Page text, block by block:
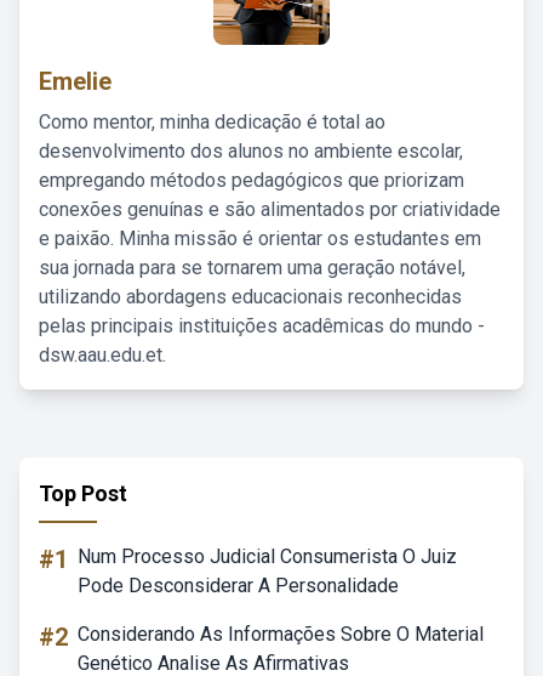
Emelie
Como mentor, minha dedicação é total ao
desenvolvimento dos alunos no ambiente escolar,
empregando métodos pedagógicos que priorizam
conexões genuínas e são alimentados por criatividade
e paixão. Minha missão é orientar os estudantes em
sua jornada para se tornarem uma geração notável,
utilizando abordagens educacionais reconhecidas
pelas principais instituições acadêmicas do mundo -
dsw.aau.edu.et.
Top Post
#1
Num Processo Judicial Consumerista O Juiz
Pode Desconsiderar A Personalidade
#2 Considerando As Informações Sobre O Material
Genético Analise As Afirmativas